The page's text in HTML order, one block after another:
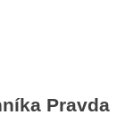
Pravda